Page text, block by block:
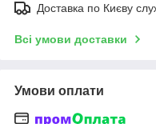
Доставка по Києву
Всі умови доставки
Умови оплати